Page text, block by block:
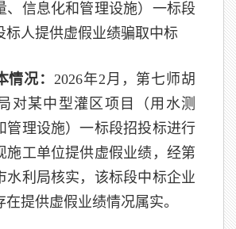
、信息化和管理设施）一标段
标人提供虚假业绩骗取中标
情况：2026年2月，第七师胡
对某中型灌区项目（用水测
管理设施）一标段招投标进行
施工单位提供虚假业绩，经第
水利局核实，该标段中标企业
提供虚假业绩情况属实。